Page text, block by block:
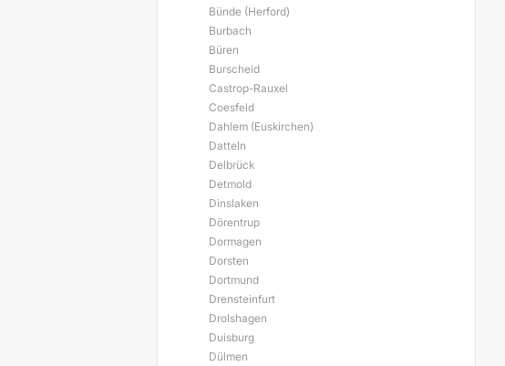
Bünde (Herford)
Burbach
Büren
Burscheid
Castrop-Rauxel
Coesfeld
Dahlem (Euskirchen)
Datteln
Delbrück
Detmold
Dinslaken
Dörentrup
Dormagen
Dorsten
Dortmund
Drensteinfurt
Drolshagen
Duisburg
Dülmen